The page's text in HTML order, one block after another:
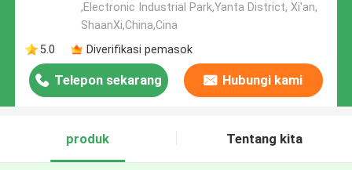
,Electronic Industrial Park,Yanta District, Xi'an,
ShaanXi,China,Cina
5.0
Diverifikasi pemasok
Telepon sekarang Hubungi kami
produk Tentang kita